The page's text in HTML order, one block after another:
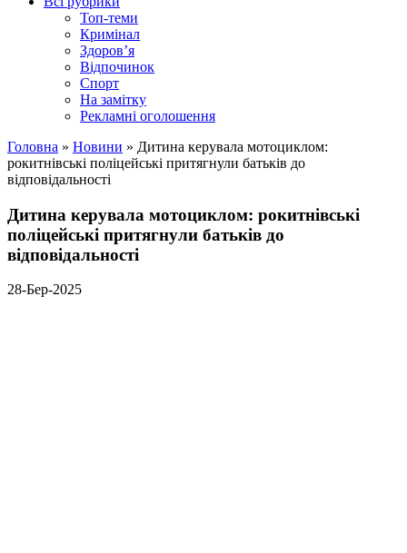
Топ-теми
Кримінал
Здоров’я
Відпочинок
Спорт
На замітку
Рекламні оголошення
Головна » Новини » Дитина керувала мотоциклом:
рокитнівські поліцейські притягнули батьків до
відповідальності
Дитина керувала мотоциклом: рокитнівські
поліцейські притягнули батьків до
відповідальності
28-Бер-2025